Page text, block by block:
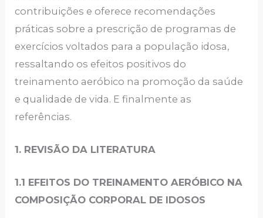
contribuições e oferece recomendações
práticas sobre a prescrição de programas de
exercícios voltados para a população idosa,
ressaltando os efeitos positivos do
treinamento aeróbico na promoção da saúde
e qualidade de vida. E finalmente as
referências.
1. REVISÃO DA LITERATURA
1.1 EFEITOS DO TREINAMENTO AERÓBICO NA
COMPOSIÇÃO CORPORAL DE IDOSOS